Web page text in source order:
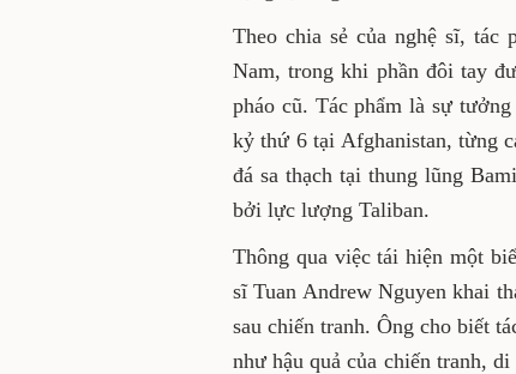
Theo chia sẻ của nghệ sĩ, tác
Nam, trong khi phần đôi tay
pháo cũ. Tác phẩm là sự
kỷ thứ 6 tại Afghanistan, từng
đá sa thạch tại thung lũng
bởi lực lượng Taliban.
Thông qua việc tái hiện một
sĩ Tuan Andrew Nguyen khai
sau chiến tranh. Ông cho biết
như hậu quả của chiến tranh,